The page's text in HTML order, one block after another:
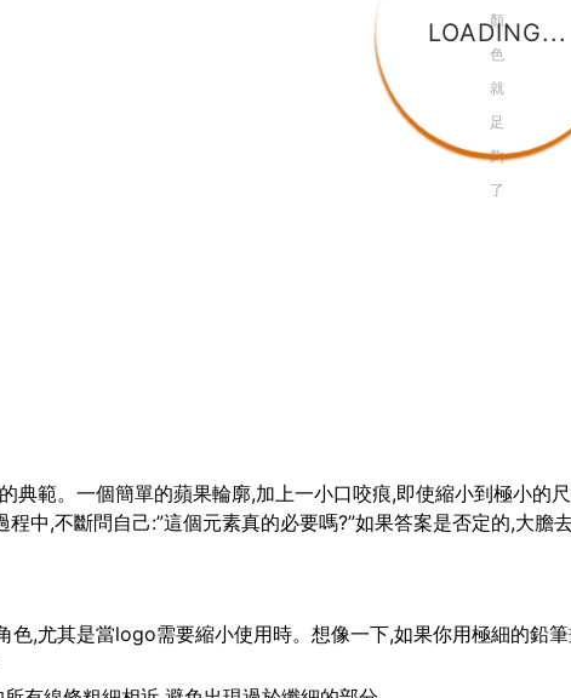
LOADING...
顏
色
就
足
夠
了
典範。一個簡單的蘋果輪廓,加上一小口咬痕,即使縮小到極小
中,不斷問自己:”這個元素真的必要嗎?”如果答案是否定的,大膽
,尤其是當logo需要縮小使用時。想像一下,如果你用極細的鉛